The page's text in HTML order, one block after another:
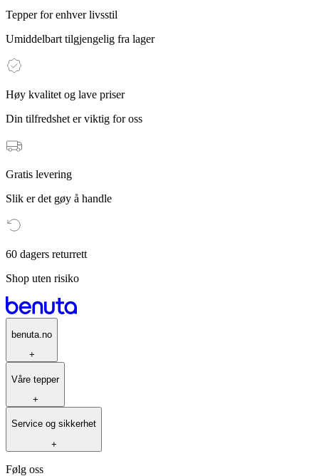
Tepper for enhver livsstil
Umiddelbart tilgjengelig fra lager
Høy kvalitet og lave priser
Din tilfredshet er viktig for oss
Gratis levering
Slik er det gøy å handle
60 dagers returrett
Shop uten risiko
benuta.no
+
Våre tepper
+
Service og sikkerhet
+
Følg oss